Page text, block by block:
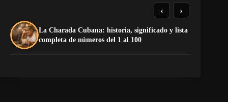
La Charada Cubana: historia, significado y lista
completa de números del 1 al 100
‹ ›